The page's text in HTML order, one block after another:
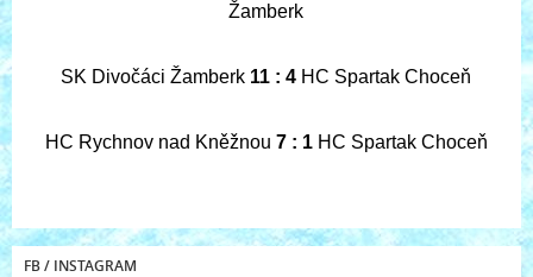
Žamberk
SK Divočáci Žamberk 11 : 4 HC Spartak Choceň
HC Rychnov nad Kněžnou 7 : 1HC Spartak Choceň
FB / INSTAGRAM